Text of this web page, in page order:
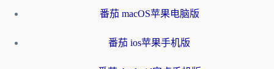
番茄 macOS苹果电脑版
番茄 ios苹果手机版